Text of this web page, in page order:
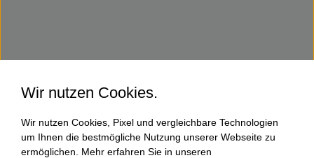
Wir nutzen Cookies.
Wir nutzen Cookies, Pixel und vergleichbare Technologien
um Ihnen die bestmögliche Nutzung unserer Webseite zu
ermöglichen. Mehr erfahren Sie in unseren